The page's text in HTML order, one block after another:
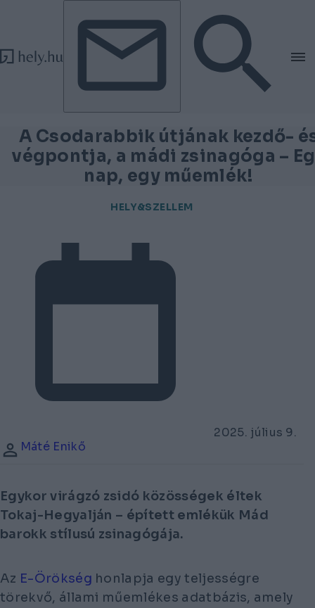
Tovább a tartalomhoz
Tovább a lábléchez
A Csodarabbik útjának kezdő-
végpontja, a mádi zsinagóga –
nap, egy műemlék!
HELY&SZELLEM
2025. július 9.
Máté Enikő
Egykor virágzó zsidó közösségek éltek
Tokaj-Hegyalján – épített emlékük Mád
barokk stílusú zsinagógája.
Az E-Örökség honlapja egy teljességre
törekvő, állami műemlékes adatbázis, amely